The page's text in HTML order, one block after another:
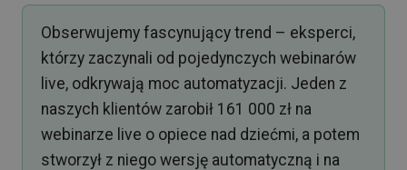
Obserwujemy fascynujący trend – eksperci,
którzy zaczynali od pojedynczych webinarów
live, odkrywają moc automatyzacji. Jeden z
naszych klientów zarobił 161 000 zł na
webinarze live o opiece nad dziećmi, a potem
stworzył z niego wersję automatyczną i na